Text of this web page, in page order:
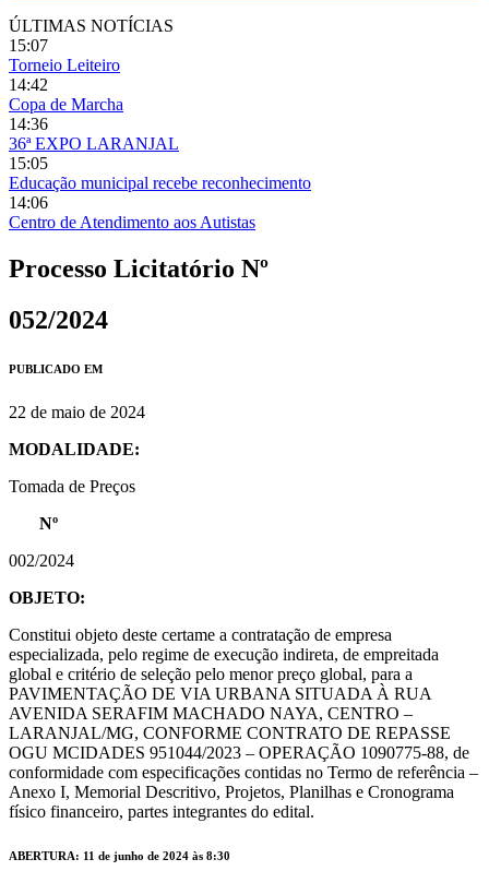
ÚLTIMAS NOTÍCIAS
15:07
Torneio Leiteiro
14:42
Copa de Marcha
14:36
36ª EXPO LARANJAL
15:05
Educação municipal recebe reconhecimento
14:06
Centro de Atendimento aos Autistas
Processo Licitatório Nº
052/2024
PUBLICADO EM
22 de maio de 2024
MODALIDADE:
Tomada de Preços
Nº
002/2024
OBJETO:
Constitui objeto deste certame a contratação de empresa
especializada, pelo regime de execução indireta, de empreitada
global e critério de seleção pelo menor preço global, para a
PAVIMENTAÇÃO DE VIA URBANA SITUADA À RUA
AVENIDA SERAFIM MACHADO NAYA, CENTRO –
LARANJAL/MG, CONFORME CONTRATO DE REPASSE
OGU MCIDADES 951044/2023 – OPERAÇÃO 1090775-88, de
conformidade com especificações contidas no Termo de referência –
Anexo I, Memorial Descritivo, Projetos, Planilhas e Cronograma
físico financeiro, partes integrantes do edital.
ABERTURA: 11 de junho de 2024 às 8:30